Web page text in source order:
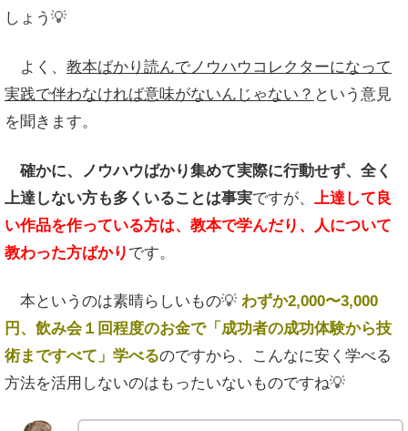
しょう💡
よく、 教本ばかり読んでノウハウコレクターになって
実践で伴わなければ意味がないんじゃない？ という意見
を聞きます。
確かに、ノウハウばかり集めて実際に行動せず、全く
上達しない方も多くいることは事実ですが、
上達して良
い作品を作っている方は、教本で学んだり、人について
教わった方ばかり です。
本というのは素晴らしいもの💡 わずか2,000〜3,000
円、飲み会１回程度のお金で「成功者の成功体験から技
術まですべて」学べるのですから、こんなに安く学べる
方法を活用しないのはもったいないものですね💡